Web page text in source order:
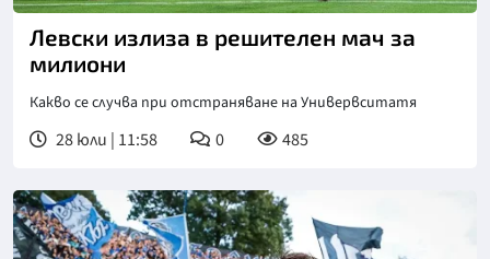
Левски излиза в решителен мач за
милиони
Какво се случва при отстраняване на Универвситатя
28 юли | 11:58 0 485